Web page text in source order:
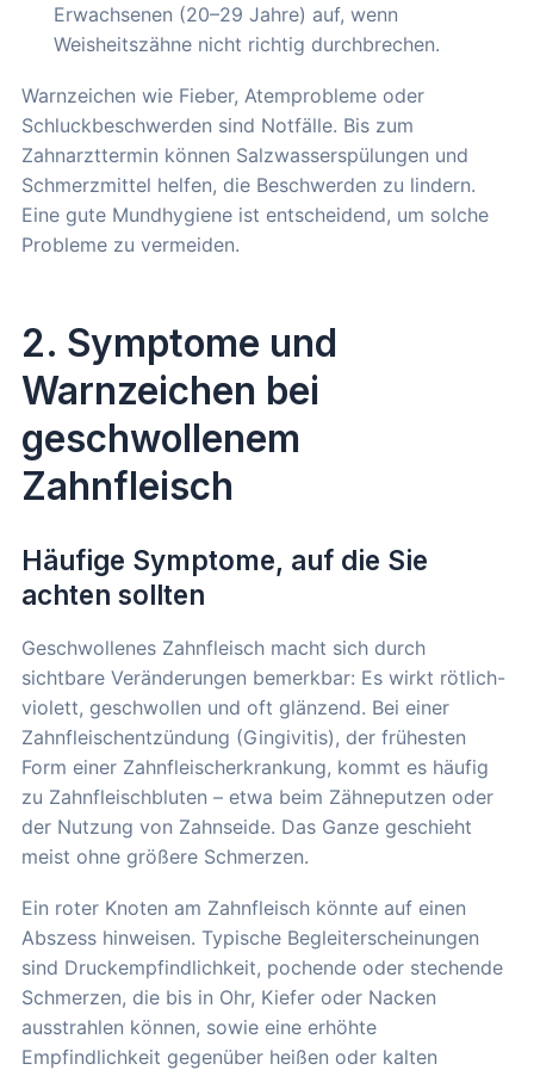
Erwachsenen (20–29 Jahre) auf, wenn
Weisheitszähne nicht richtig durchbrechen.
Warnzeichen wie Fieber, Atemprobleme oder
Schluckbeschwerden sind Notfälle. Bis zum
Zahnarzttermin können Salzwasserspülungen und
Schmerzmittel helfen, die Beschwerden zu lindern.
Eine gute Mundhygiene ist entscheidend, um solche
Probleme zu vermeiden.
2. Symptome und
Warnzeichen bei
geschwollenem
Zahnfleisch
Häufige Symptome, auf die Sie
achten sollten
Geschwollenes Zahnfleisch macht sich durch
sichtbare Veränderungen bemerkbar: Es wirkt rötlich-
violett, geschwollen und oft glänzend. Bei einer
Zahnfleischentzündung (Gingivitis), der frühesten
Form einer Zahnfleischerkrankung, kommt es häufig
zu Zahnfleischbluten – etwa beim Zähneputzen oder
der Nutzung von Zahnseide. Das Ganze geschieht
meist ohne größere Schmerzen.
Ein roter Knoten am Zahnfleisch könnte auf einen
Abszess hinweisen. Typische Begleiterscheinungen
sind Druckempfindlichkeit, pochende oder stechende
Schmerzen, die bis in Ohr, Kiefer oder Nacken
ausstrahlen können, sowie eine erhöhte
Empfindlichkeit gegenüber heißen oder kalten